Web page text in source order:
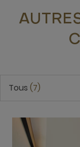
Tous 7